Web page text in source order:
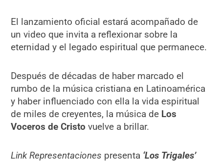
El lanzamiento oficial estará acompañado de
un video que invita a reflexionar sobre la
eternidad y el legado espiritual que permanece.
Después de décadas de haber marcado el
rumbo de la música cristiana en Latinoamérica
y haber influenciado con ella la vida espiritual
de miles de creyentes, la música de Los
Voceros de Cristo vuelve a brillar.
Link Representaciones presenta ‘Los Trigales’